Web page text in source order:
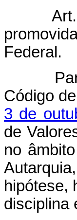
Federal.
Código
3 de
de
no
hipótese,
disciplina